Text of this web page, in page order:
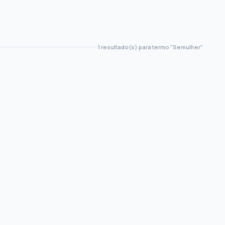
1 resultado(s) para termo "Semulher"